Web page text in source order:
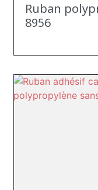
Ruban
8956